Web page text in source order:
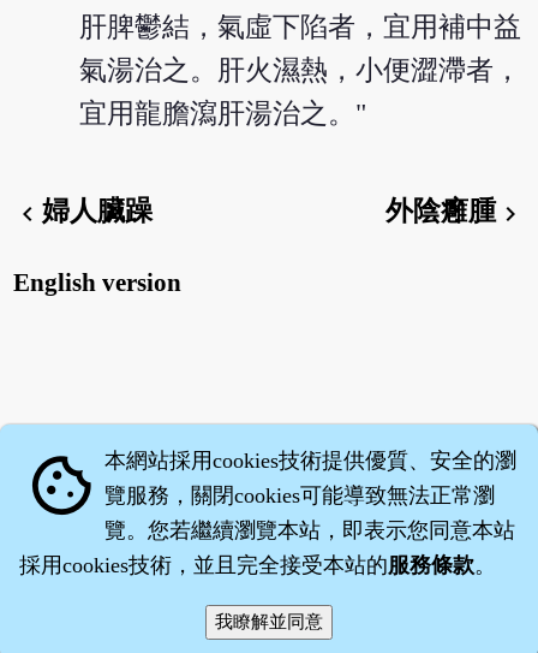
肝脾鬱結，氣虛下陷者，宜用補中益
氣湯治之。肝火濕熱，小便澀滯者，
宜用龍膽瀉肝湯治之。"
chevron_left婦人臟躁 外陰癰腫chevron_right
English version
‧沈藥子©2008～2026
cookie 本網站採用cookies技術提供優質、安全的瀏
覽服務，關閉cookies可能導致無法正常瀏
覽。您若繼續瀏覽本站，即表示您同意本站
採用cookies技術，並且完全接受本站的服務條款。